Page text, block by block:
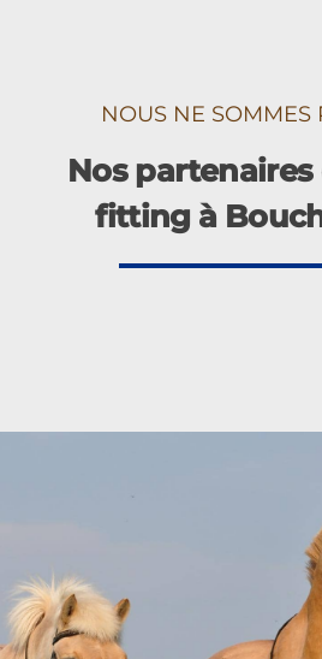
NOUS NE SOMMES
Nos
fitting à